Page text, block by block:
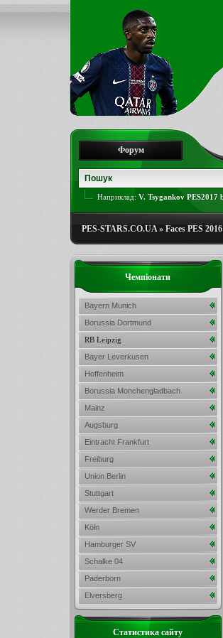
Форум
Наприклад: V. Tsygankov PES2017
PES-STARS.CO.UA» Faces PES
Чемпіонати
Bayern Munich
Borussia Dortmund
RB Leipzig
Bayer Leverkusen
Hoffenheim
Borussia Monchengladbach
Mainz
Augsburg
Eintracht Frankfurt
Freiburg
Union Berlin
Stuttgart
Werder Bremen
Köln
Hamburger SV
Schalke 04
Paderborn
Elversberg
Статистика сайту